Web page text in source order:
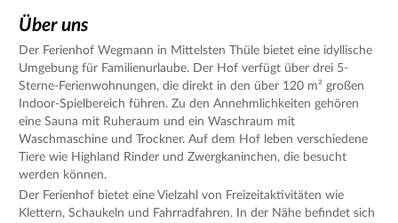
Über uns
Der Ferienhof Wegmann in Mittelsten Thüle bietet eine idyllische
Umgebung für Familienurlaube. Der Hof verfügt über drei 5-
Sterne-Ferienwohnungen, die direkt in den über 120 m² großen
Indoor-Spielbereich führen. Zu den Annehmlichkeiten gehören
eine Sauna mit Ruheraum und ein Waschraum mit
Waschmaschine und Trockner. Auf dem Hof leben verschiedene
Tiere wie Highland Rinder und Zwergkaninchen, die besucht
werden können.
Der Ferienhof bietet eine Vielzahl von Freizeitaktivitäten wie
Klettern, Schaukeln und Fahrradfahren. In der Nähe befindet sich